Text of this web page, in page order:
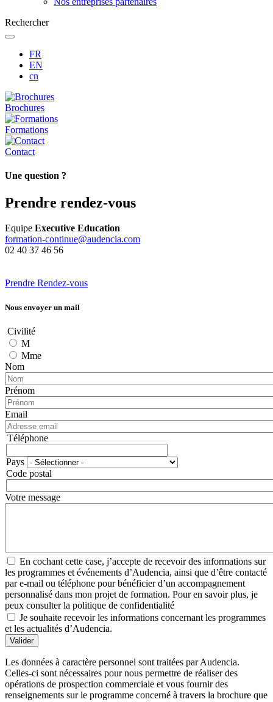
Rechercher
FR
EN
cn
Brochures
Formations
Contact
Une question ?
Prendre rendez-vous
Equipe Executive Education
formation-continue@audencia.com
02 40 37 46 56
Prendre Rendez-vous
Nous envoyer un mail
Civilité
M
Mme
Nom
Prénom
Email
Téléphone
Adresse
Pays
Code postal
Votre message
En cochant cette case, j’accepte de recevoir des informations sur
les programmes et événements d’Audencia, ainsi que d’être contacté
par e-mail ou téléphone pour bénéficier d’un accompagnement
personnalisé dans mon projet de formation. Pour en savoir plus, je
peux consulter la politique de confidentialité
Je souhaite recevoir les informations concernant les programmes
et les actualités d’Audencia.
Valider
Les données à caractère personnel sont traitées par Audencia.
Celles-ci sont nécessaires pour nous permettre de réaliser des
opérations de prospection commerciale et vous fournir des
renseignements sur le programme concerné à travers la brochure que